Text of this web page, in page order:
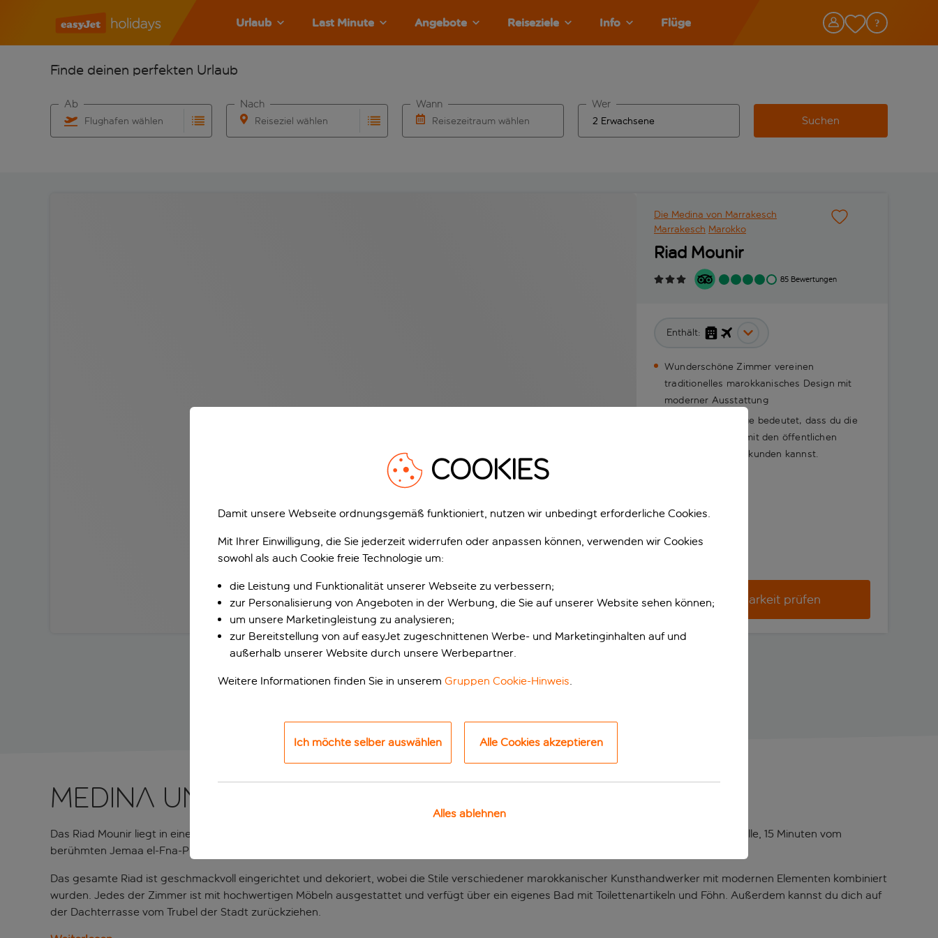
Urlaub Last Minute Angebote Reiseziele Info Flüge
Finde deinen perfekten Urlaub
Flughafen wählen
Ab
Reiseziel wählen
Nach
Reisezeitraum wählen
Wann Wer
Suchen
Die Medina von Marrakesch
Marrakesch Marokko
Riad Mounir
85 Bewertungen
Enthält:
Wunderschöne Zimmer vereinen
traditionelles marokkanisches Design mit
moderner Ausstattung
Die großartige Lage bedeutet, dass du die
Stadt problemlos mit den öffentlichen
Verkehrsmitteln erkunden kannst.
Verfügbarkeit prüfen
Medina und Souks
Das Riad Mounir liegt in einer ruhigen Seitenstraße im Herzen der Medina von Marrakesch. Zu Fuß bist du nur 5 Minuten vom Jardin Majorelle, 15 Minuten vom
berühmten Jemaa el-Fna-Platz und 20 Minuten vom Palais Badi und dem Bahia-Palast entfernt.
Das gesamte Riad ist geschmackvoll eingerichtet und dekoriert, wobei die Stile verschiedener marokkanischer Kunsthandwerker mit modernen Elementen kombiniert
wurden. Jedes der Zimmer ist mit hochwertigen Möbeln ausgestattet und verfügt über ein eigenes Bad mit Toilettenartikeln und Föhn. Außerdem kannst du dich auf
der Dachterrasse vom Trubel der Stadt zurückziehen.
COOKIES
Damit unsere Webseite ordnungsgemäß funktioniert, nutzen wir unbedingt erforderliche Cookies.
Mit Ihrer Einwilligung, die Sie jederzeit widerrufen oder anpassen können, verwenden wir Cookies
sowohl als auch Cookie freie Technologie um:
die Leistung und Funktionalität unserer Webseite zu verbessern;
zur Personalisierung von Angeboten in der Werbung, die Sie auf unserer Website sehen können;
um unsere Marketingleistung zu analysieren;
zur Bereitstellung von auf easyJet zugeschnittenen Werbe- und Marketinginhalten auf und
außerhalb unserer Website durch unsere Werbepartner.
Weitere Informationen finden Sie in unserem Gruppen Cookie-Hinweis.
Ich möchte selber auswählen Alle Cookies akzeptieren
Alles ablehnen